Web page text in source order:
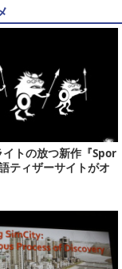
イトの放つ新作『Spor
ティザーサイトがオ